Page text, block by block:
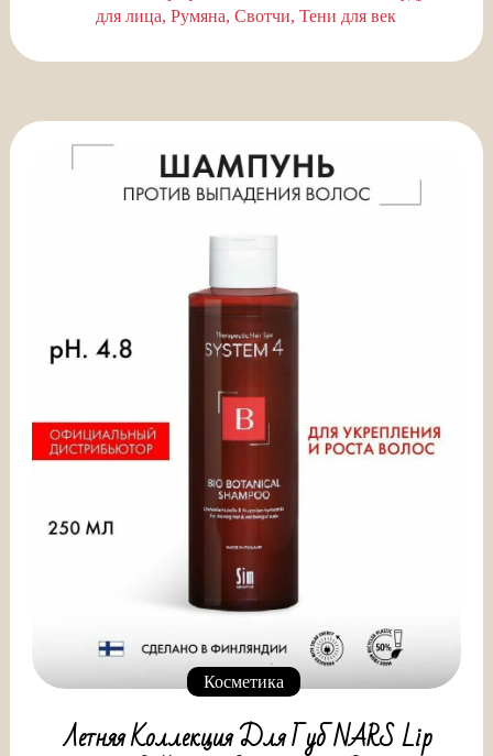
для лица Румяна Свотчи Тени для век
Косметика
Летняя Коллекция Для Губ NARS Lip